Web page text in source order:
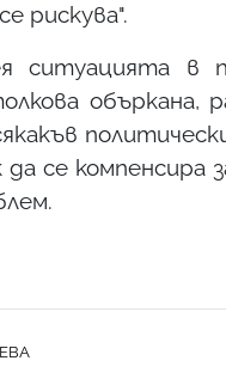
рискува".
ситуацията в
объркана,
да се компенсира